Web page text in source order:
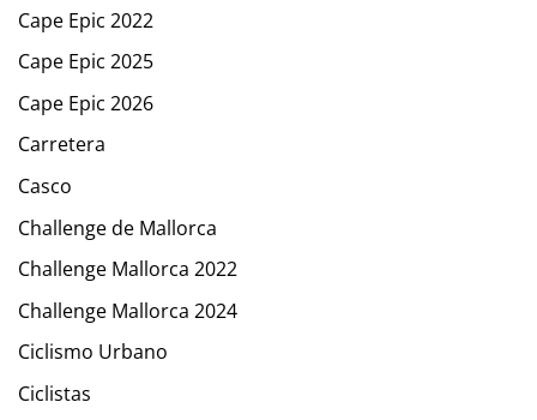
Cape Epic 2022
Cape Epic 2025
Cape Epic 2026
Carretera
Casco
Challenge de Mallorca
Challenge Mallorca 2022
Challenge Mallorca 2024
Ciclismo Urbano
Ciclistas